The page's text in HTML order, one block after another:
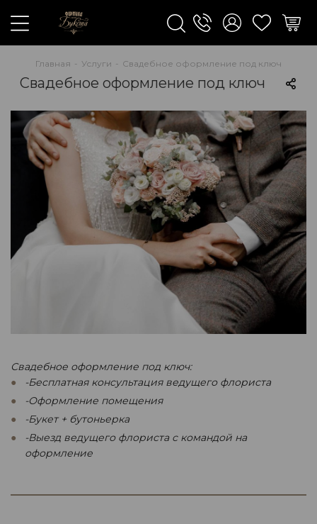
Главная - Услуги - Свадебное оформление под ключ
Свадебное оформление под ключ
Свадебное оформление под ключ:
-Бесплатная консультация ведущего флориста
-Оформление помещения
-Букет + бутоньерка
-Выезд ведущего флориста с командой на
оформление